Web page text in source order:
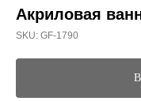
Акриловая
SKU: GF-1790